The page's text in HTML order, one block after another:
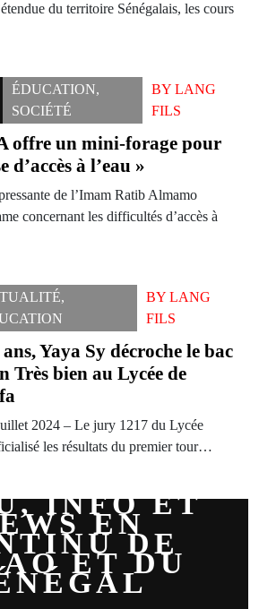
du territoire Sénégalais, les cours
ÉDUCATION,
SOCIÉTÉ
BYLANG
FILS
offre un mini-forage pour
d’accès à l’eau »
de l’Imam Ratib Almamo
concernant les difficultés d’accès à
,
BYLANG
FILS
Yaya Sy décroche le bac
Très bien au Lycée de
2024 – Le jury 1217 du Lycée
les résultats du premier tour…
INFO ET
EN
DE
ET DU